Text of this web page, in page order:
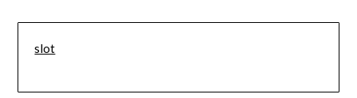
slot